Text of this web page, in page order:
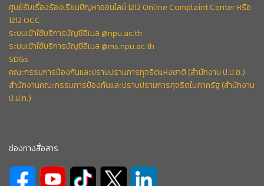
ศูนย์รับเรื่องร้องเรียนปัญหาออนไลน์ 1212 Online Complaint Center หรือ
1212 OCC
ระบบเข้าใช้บริการบัญชีอีเมล @npu.ac.th
ระบบเข้าใช้บริการบัญชีอีเมล @ms.npu.ac.th
SDGs
คณะกรรมการป้องกันและปราบปรามการทุจริตแห่งชาติ (สำนักงาน ป.ป.ช.)
สำนักงานคณะกรรมการป้องกันและปราบปรามการทุจริตในภาครัฐ (สำนักงาน
ป.ป.ท.)
ช่องทางสื่อสาร